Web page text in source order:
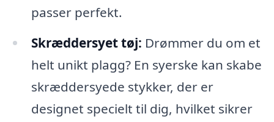
passer perfekt.
Skræddersyet tøj: Drømmer du om et
helt unikt plagg? En syerske kan skabe
skræddersyede stykker, der er
designet specielt til dig, hvilket sikrer